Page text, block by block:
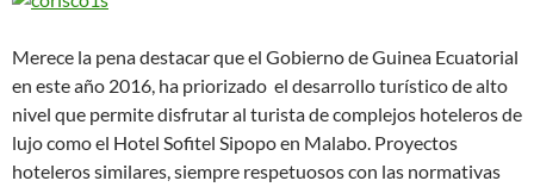
Merece la pena destacar que el Gobierno de Guinea Ecuatorial
en este año 2016, ha priorizado el desarrollo turístico de alto
nivel que permite disfrutar al turista de complejos hoteleros de
lujo como el Hotel Sofitel Sipopo en Malabo. Proyectos
hoteleros similares, siempre respetuosos con las normativas